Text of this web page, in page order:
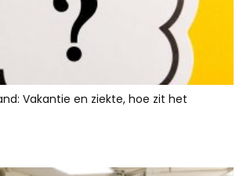
Vakantie en ziekte, hoe zit het